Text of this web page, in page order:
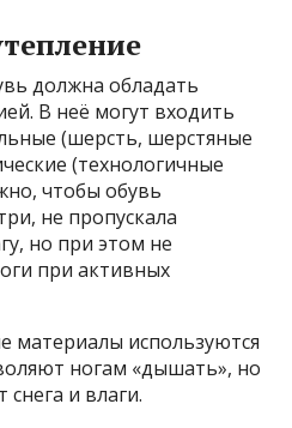
должна обладать
В неё могут входить
(шерсть, шерстяные
(технологичные
чтобы обувь
не пропускала
но при этом не
при активных
используются
ногам «дышать», но
и влаги.